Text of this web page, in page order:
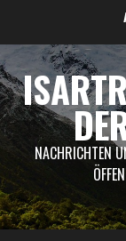
NACHRICHTEN